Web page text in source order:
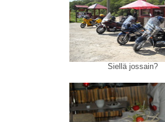
Siellä jossain?